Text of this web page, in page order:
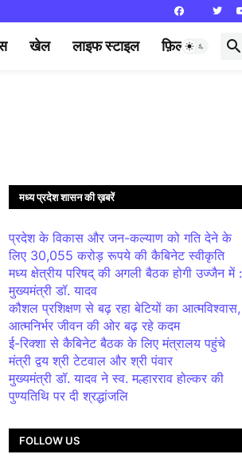
खेल लाइफ स्टाइल फ़िल्मी दुनिया
मध्य प्रदेश शासन की ख़बरें
प्रदेश के विकास और जन-कल्याण को गति देने के
लिए 30,055 करोड़ रूपये की कैबिनेट स्वीकृति
मध्य क्षेत्रीय परिषद् की अगली बैठक होगी उज्जैन में :
मुख्यमंत्री डॉ. यादव
कौशल प्रशिक्षण से बढ़ रहा बेटियों का आत्मविश्वास,
आत्मनिर्भर जीवन की ओर बढ़ रहे कदम
ई-रिक्शा से कैबिनेट बैठक के लिए मंत्रालय पहुंचे
मंत्री द्वय श्री टेटवाल और श्री पंवार
मुख्यमंत्री डॉ. यादव ने स्व. मल्हारराव होल्कर की
पुण्यतिथि पर दी श्रद्धांजलि
FOLLOW US